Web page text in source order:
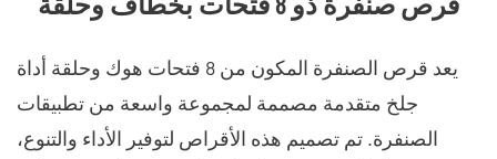
يعد قرص الصنفرة المكون من 8 فتحات هوك وحلقة أداة
جلخ متقدمة مصممة لمجموعة واسعة من تطبيقات
الصنفرة. تم تصميم هذه الأقراص لتوفير الأداء والتنوع،